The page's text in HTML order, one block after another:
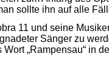
sollte ihn auf alle
11 und seine
Sänger zu
„Rampensau“ in